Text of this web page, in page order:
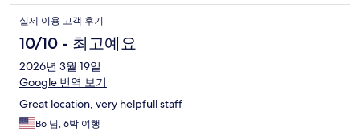
실제 이용 고객 후기
10/10 - 최고예요
2026년 3월 19일
Google 번역 보기
Great location, very helpfull staff
Bo 님, 6박 여행